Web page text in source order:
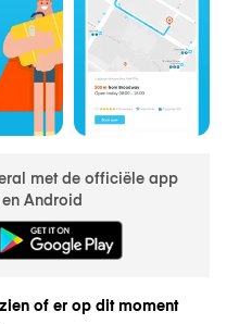
met de officiële app
Android
of er op dit moment